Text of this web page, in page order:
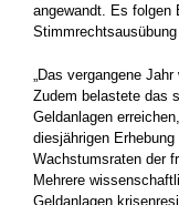
angewandt. Es folgen
„Das vergangene
Zudem belastete das
Geldanlagen
diesjährigen
Wachstumsraten der
Mehrere
Geldanlagen